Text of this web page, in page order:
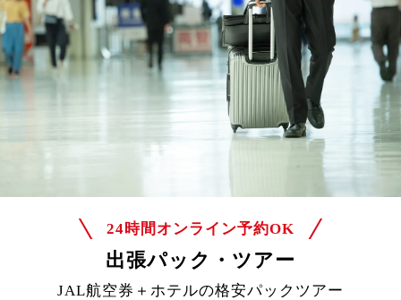
24時間オンライン予約OK
出張パック・ツアー
JAL航空券＋ホテルの格安パックツアー